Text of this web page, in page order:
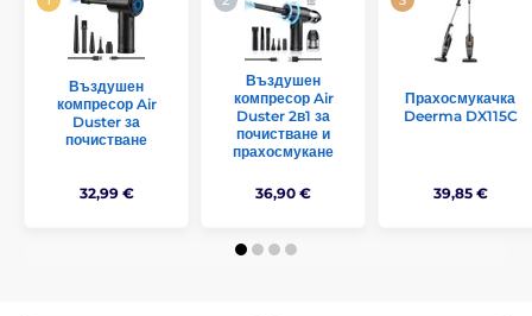
Въздушен
компресор Air
Duster за
почистване
32,99 €
Въздушен
компресор Air
Duster 2в1 за
почистване и
прахосмукане
36,90 €
Прахосмукачка
Deerma DX115C
39,85 €